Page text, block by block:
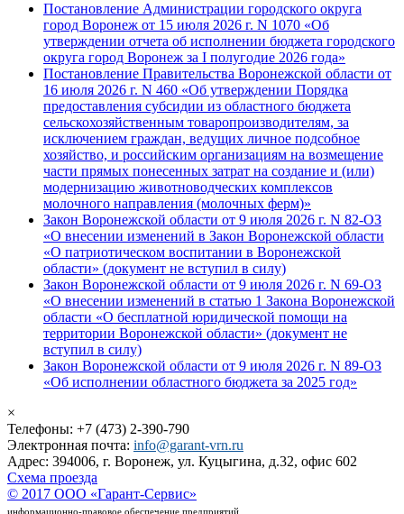
Постановление Администрации городского округа
город Воронеж от 15 июля 2026 г. N 1070 «Об
утверждении отчета об исполнении бюджета городского
округа город Воронеж за I полугодие 2026 года»
Постановление Правительства Воронежской области от
16 июля 2026 г. N 460 «Об утверждении Порядка
предоставления субсидии из областного бюджета
сельскохозяйственным товаропроизводителям, за
исключением граждан, ведущих личное подсобное
хозяйство, и российским организациям на возмещение
части прямых понесенных затрат на создание и (или)
модернизацию животноводческих комплексов
молочного направления (молочных ферм)»
Закон Воронежской области от 9 июля 2026 г. N 82-ОЗ
«О внесении изменений в Закон Воронежской области
«О патриотическом воспитании в Воронежской
области» (документ не вступил в силу)
Закон Воронежской области от 9 июля 2026 г. N 69-ОЗ
«О внесении изменений в статью 1 Закона Воронежской
области «О бесплатной юридической помощи на
территории Воронежской области» (документ не
вступил в силу)
Закон Воронежской области от 9 июля 2026 г. N 89-ОЗ
«Об исполнении областного бюджета за 2025 год»
×
Телефоны: +7 (473) 2-390-790
Электронная почта: info@garant-vrn.ru
Адрес: 394006, г. Воронеж, ул. Куцыгина, д.32, офис 602
Схема проезда
© 2017 ООО «Гарант-Сервис»
информационно-правовое обеспечение предприятий